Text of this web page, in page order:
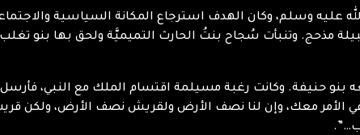
عليه وسلم، وكان الهدف استرجاع المكانة السياسية
مذحج. وتنبأت سُجاح بنتُ الحارث التميميَّة ولحق بها بنو
بنو حنيفة. وكانت رغبة مسيلمة اقتسام الملك مع النبي،
الأمر معك، وإن لنا نصف الأرض ولقريش نصف الأرض، ولكن